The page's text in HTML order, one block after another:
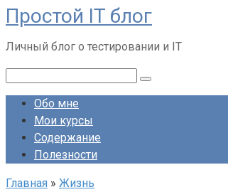
Перейти
к
контенту
Простой IT блог
Личный блог о тестировании и IT
Обо мне
Мои курсы
Содержание
Полезности
Главная » Жизнь